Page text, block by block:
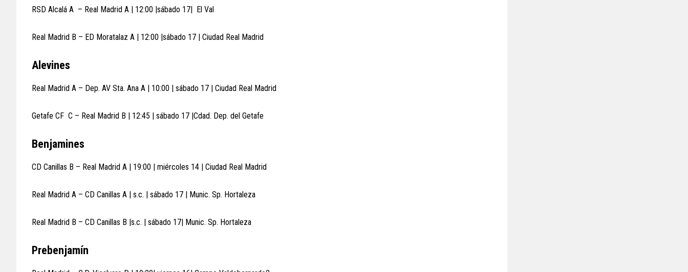
RSD Alcalá A – Real Madrid A | 12:00 |sábado 17| El Val
Real Madrid B – ED Moratalaz A | 12:00 |sábado 17 | Ciudad Real Madrid
Alevines
Real Madrid A – Dep. AV Sta. Ana A | 10:00 | sábado 17 | Ciudad Real Madrid
Getafe CF C – Real Madrid B | 12:45 | sábado 17 |Cdad. Dep. del Getafe
Benjamines
CD Canillas B – Real Madrid A | 19:00 | miércoles 14 | Ciudad Real Madrid
Real Madrid A – CD Canillas A | s.c. | sábado 17 | Munic. Sp. Hortaleza
Real Madrid B – CD Canillas B |s.c. | sábado 17| Munic. Sp. Hortaleza
Prebenjamín